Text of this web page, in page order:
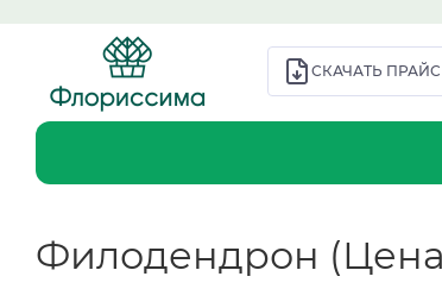
СКАЧАТЬ ПРАЙС
Филодендрон (Цена: